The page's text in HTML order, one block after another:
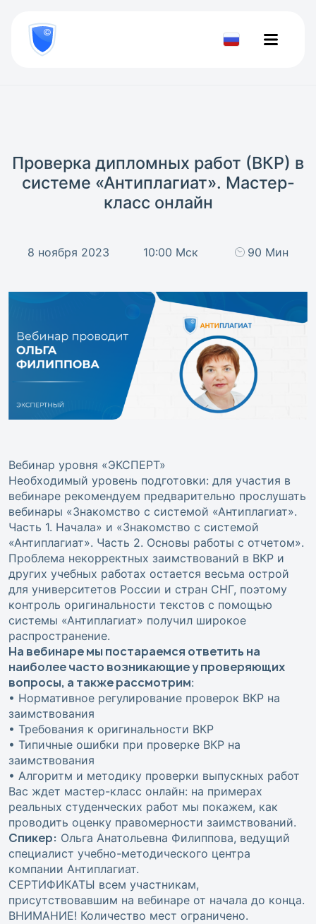
800
777-
81-Проверить
Проверка дипломных работ (ВКР) в
системе «Антиплагиат». Мастер-
класс онлайн
8 ноября 2023 10:00 Мск 90 Мин
Вебинар уровня «ЭКСПЕРТ»
Необходимый уровень подготовки: для участия в
вебинаре рекомендуем предварительно прослушать
вебинары «Знакомство с системой «Антиплагиат».
Часть 1. Начала» и «Знакомство с системой
«Антиплагиат». Часть 2. Основы работы с отчетом».
Проблема некорректных заимствований в ВКР и
других учебных работах остается весьма острой
для университетов России и стран СНГ, поэтому
контроль оригинальности текстов с помощью
системы «Антиплагиат» получил широкое
распространение.
На вебинаре мы постараемся ответить на
наиболее часто возникающие у проверяющих
вопросы, а также рассмотрим:
• Нормативное регулирование проверок ВКР на
заимствования
• Требования к оригинальности ВКР
• Типичные ошибки при проверке ВКР на
заимствования
• Алгоритм и методику проверки выпускных работ
Вас ждет мастер-класс онлайн: на примерах
реальных студенческих работ мы покажем, как
проводить оценку правомерности заимствований.
Спикер: Ольга Анатольевна Филиппова, ведущий
специалист учебно-методического центра
компании Антиплагиат.
СЕРТИФИКАТЫ всем участникам,
присутствовавшим на вебинаре от начала до конца.
ВНИМАНИЕ! Количество мест ограничено.